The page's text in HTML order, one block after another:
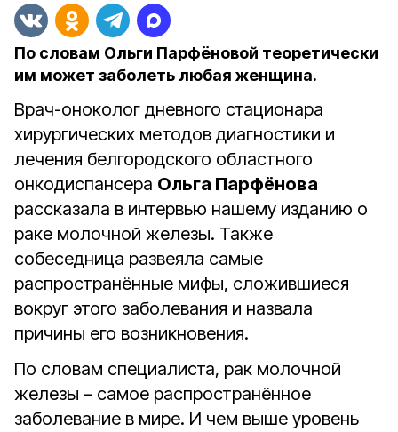
По словам Ольги Парфёновой теоретически
им может заболеть любая женщина.
Врач-оноколог дневного стационара
хирургических методов диагностики и
лечения белгородского областного
онкодиспансера Ольга Парфёнова
рассказала в интервью нашему изданию о
раке молочной железы. Также
собеседница развеяла самые
распространённые мифы, сложившиеся
вокруг этого заболевания и назвала
причины его возникновения.
По словам специалиста, рак молочной
железы – самое распространённое
заболевание в мире. И чем выше уровень